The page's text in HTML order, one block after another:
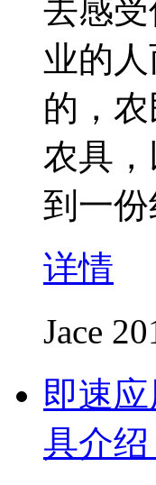
去感
业的
的，
农具
到一份
详情
Jace
即速
具介绍